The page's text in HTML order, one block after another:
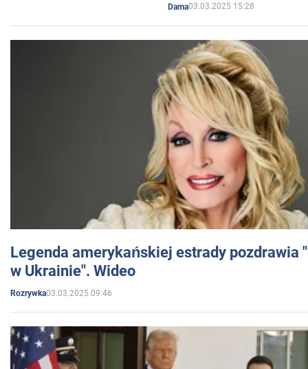
Dama03.03.2025 15:28
Legenda amerykańskiej estrady pozdrawia
w Ukrainie". Wideo
Rozrywka03.03.2025 09:46